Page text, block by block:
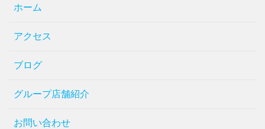
ホーム
アクセス
ブログ
グループ店舗紹介
お問い合わせ